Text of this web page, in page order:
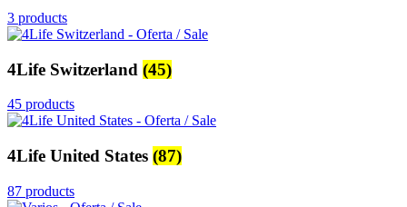
3 products
4Life Switzerland (45)
45 products
4Life United States (87)
87 products